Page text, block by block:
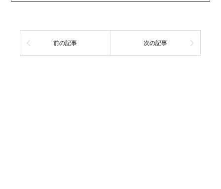
前の記事 次の記事